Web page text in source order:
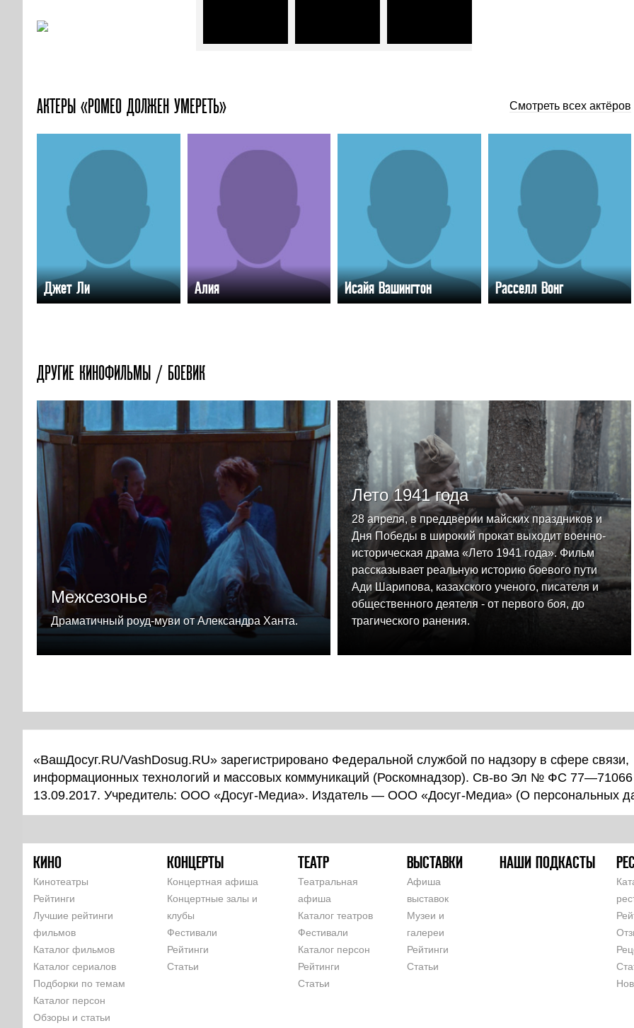
АКТЕРЫ «РОМЕО ДОЛЖЕН УМЕРЕТЬ» Смотреть всех актёров
Джет Ли Алия Исайя Вашингтон Расселл Вонг
ДРУГИЕ КИНОФИЛЬМЫ / БОЕВИК
Межсезонье
Драматичный роуд-муви от Александра Ханта.
Лето 1941 года
28 апреля, в преддверии майских праздников и
Дня Победы в широкий прокат выходит военно-
историческая драма «Лето 1941 года». Фильм
рассказывает реальную историю боевого пути
Ади Шарипова, казахского ученого, писателя и
общественного деятеля - от первого боя, до
трагического ранения.
«ВашДосуг.RU/VashDosug.RU» зарегистрировано Федеральной службой по надзору в сфере связи,
информационных технологий и массовых коммуникаций (Роскомнадзор). Св-во Эл № ФС 77—71066
13.09.2017. Учредитель: ООО «Досуг-Медиа». Издатель — ООО «Досуг-Медиа» (О персональных
КИНО
Кинотеатры
Рейтинги
Лучшие рейтинги
фильмов
Каталог фильмов
Каталог сериалов
Подборки по темам
Каталог персон
Обзоры и статьи
КОНЦЕРТЫ
Концертная афиша
Концертные залы и
клубы
Фестивали
Рейтинги
Статьи
ТЕАТР
Театральная
афиша
Каталог театров
Фестивали
Каталог персон
Рейтинги
Статьи
ВЫСТАВКИ
Афиша
выставок
Музеи и
галереи
Рейтинги
Статьи
НАШИ ПОДКАСТЫ